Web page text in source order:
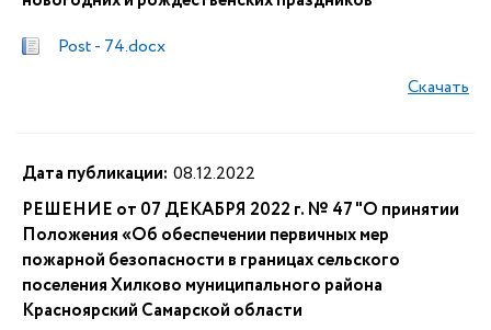
Post - 74.docx
Скачать
Дата публикации: 08.12.2022
РЕШЕНИЕ от 07 ДЕКАБРЯ 2022 г. № 47 "О принятии
Положения «Об обеспечении первичных мер
пожарной безопасности в границах сельского
поселения Хилково муниципального района
Красноярский Самарской области